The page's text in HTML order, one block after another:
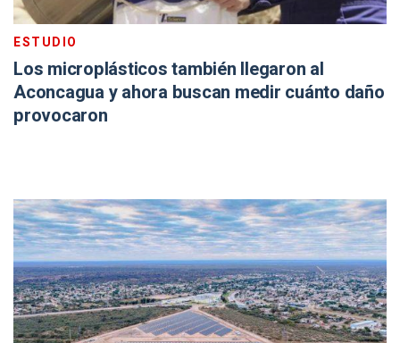
ESTUDIO
Los microplásticos también llegaron al
Aconcagua y ahora buscan medir cuánto daño
provocaron